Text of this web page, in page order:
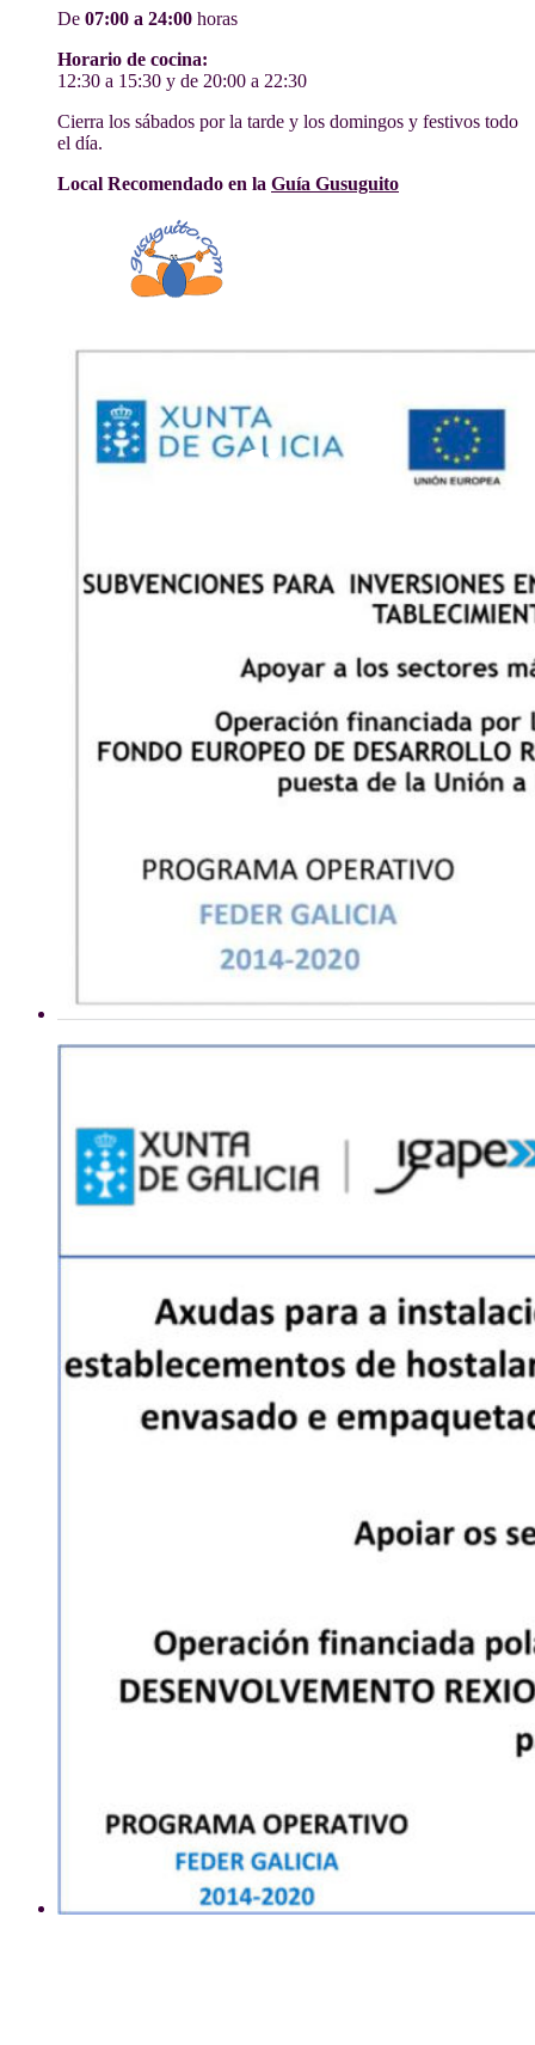
De 07:00 a 24:00 horas
Horario de cocina:
12:30 a 15:30 y de 20:00 a 22:30
Cierra los sábados por la tarde y los domingos y festivos todo
el día.
Local Recomendado en la Guía Gusuguito